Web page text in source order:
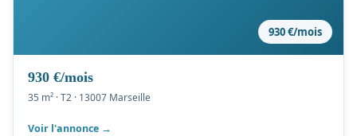
930 €/mois
930 €/mois
35 m² · T2 · 13007 Marseille
Voir l'annonce →